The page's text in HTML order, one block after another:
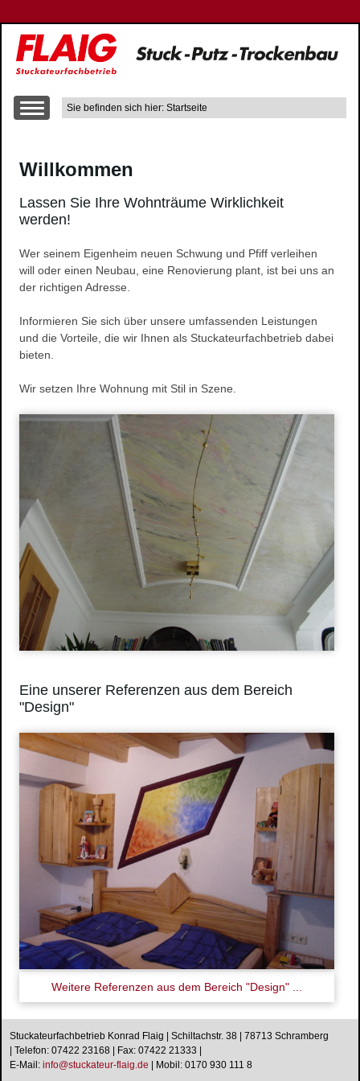
Sie befinden sich hier: Startseite
Leistungen
Innen- und Aussenputzarbeiten
Wärme-, Schall- und Brandschutz
Fließestrich
Raum- und Bautrocknung
Reinigungsarbeiten
Schimmelpilze
Herstellung und Verkauf von Stuck
Stuckarbeiten
Dekorative Oberflächen
Ihre Vorteile
Produkte
Stuckgesims
Stuckleisten
Stuck-Rosetten
Referenzen
Hausnummern
Design
Stuckdecken
Spachteltechnik & Wischtechnik
Wissenswertes
Energetische Sanierung
Förderprogramme
Richtiges Lüften
Aussenanlage / Sockel-Wandanschluss
Kontakt
Anfahrtsweg
Impressum
Willkommen
Lassen Sie Ihre Wohnträume Wirklichkeit
werden!
Wer seinem Eigenheim neuen Schwung und Pfiff verleihen
will oder einen Neubau, eine Renovierung plant, ist bei uns an
der richtigen Adresse.
Informieren Sie sich über unsere umfassenden Leistungen
und die Vorteile, die wir Ihnen als Stuckateurfachbetrieb dabei
bieten.
Wir setzen Ihre Wohnung mit Stil in Szene.
Eine unserer Referenzen aus dem Bereich
"Design"
Weitere Referenzen aus dem Bereich "Design" ...
Stuckateurfachbetrieb Konrad Flaig | Schiltachstr. 38 | 78713 Schramberg
| Telefon: 07422 23168 | Fax: 07422 21333 |
E-Mail: info@stuckateur-flaig.de Mobil: 0170 930 111 8